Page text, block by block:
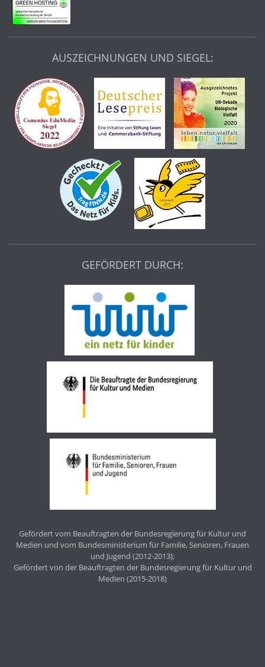
AUSZEICHNUNGEN UND SIEGEL:
GEFÖRDERT DURCH:
Gefördert vom Beauftragten der Bundesregierung für Kultur und
Medien und vom Bundesministerium für Familie, Senioren, Frauen
und Jugend (2012-2013);
Gefördert von der Beauftragten der Bundesregierung für Kultur und
Medien (2015-2018)